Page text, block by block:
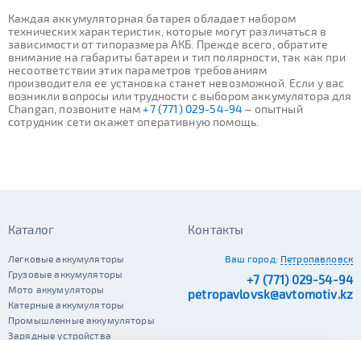
Каждая аккумуляторная батарея обладает набором
технических характеристик, которые могут различаться в
зависимости от типоразмера АКБ. Прежде всего, обратите
внимание на габариты батареи и тип полярности, так как при
несоответствии этих параметров требованиям
производителя ее установка станет невозможной. Если у вас
возникли вопросы или трудности с выбором аккумулятора для
Changan, позвоните нам+7 (771) 029-54-94 – опытный
сотрудник сети окажет оперативную помощь.
Каталог
Легковые аккумуляторы
Грузовые аккумуляторы
Мото аккумуляторы
Катерные аккумуляторы
Промышленные аккумуляторы
Зарядные устройства
Контакты
Ваш город: Петропавловск
+7 (771) 029-54-94
petropavlovsk@avtomotiv.kz